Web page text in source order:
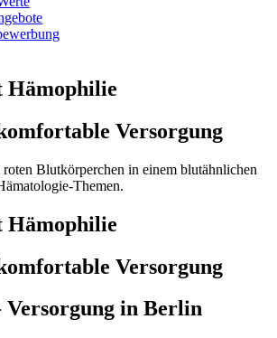
Hämophilie
Versorgung
Hämophilie
Versorgung
in Berlin